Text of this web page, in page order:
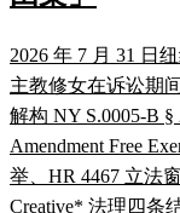
2026 年 7 月 31 日
主教修女在诉讼期
解构 NY S.0005-B
Amendment Free
举、HR 4467 立法
Creative* 法理四条